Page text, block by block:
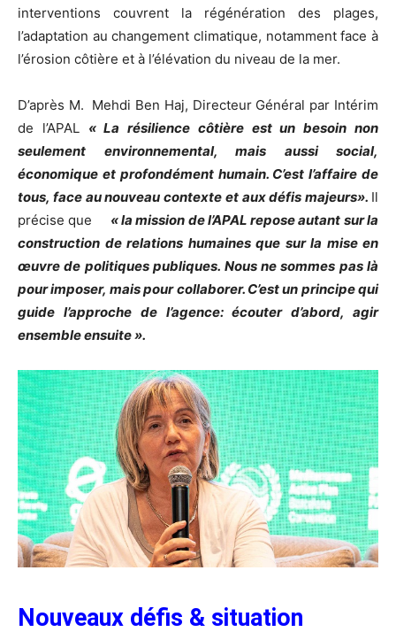
interventions couvrent la régénération des plages,
l’adaptation au changement climatique, notamment face à
l’érosion côtière et à l’élévation du niveau de la mer.
D’après M. Mehdi Ben Haj, Directeur Général par Intérim
de l’APAL « La résilience côtière est un besoin non
seulement environnemental, mais aussi social,
économique et profondément humain. C’est l’affaire de
tous, face au nouveau contexte et aux défis majeurs». Il
précise que
« la mission de l’APAL repose autant sur la
construction de relations humaines que sur la mise en
œuvre de politiques publiques. Nous ne sommes pas là
pour imposer, mais pour collaborer. C’est un principe qui
guide l’approche de l’agence: écouter d’abord, agir
ensemble ensuite ».
Nouveaux défis & situation